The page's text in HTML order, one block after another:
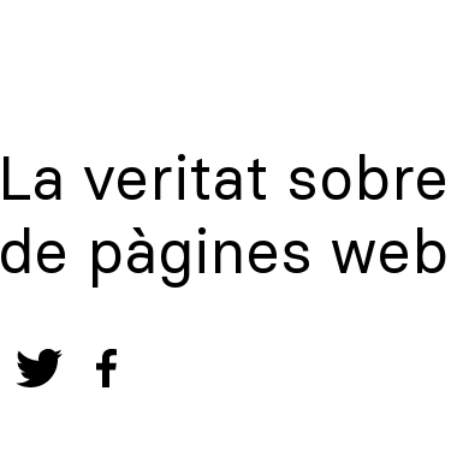
La veritat
de pàgines web